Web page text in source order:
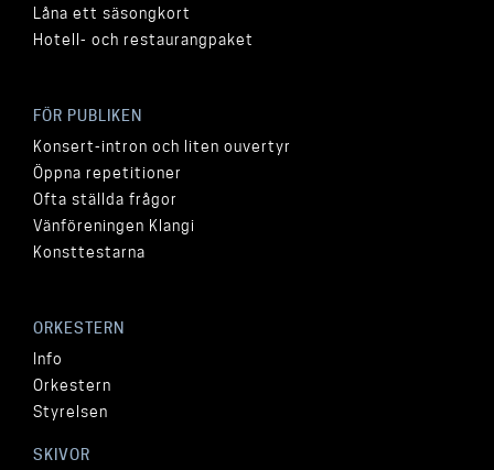
Låna ett säsongkort
Hotell- och restaurangpaket
FÖR PUBLIKEN
Konsert-intron och liten ouvertyr
Öppna repetitioner
Ofta ställda frågor
Vänföreningen Klangi
Konsttestarna
ORKESTERN
Info
Orkestern
Styrelsen
SKIVOR